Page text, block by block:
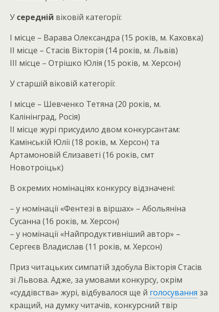
У середній віковій категорії:
І місце – Варава Олександра (15 років, м. Каховка)
ІІ місце – Стасів Вікторія (14 років, м. Львів)
ІІІ місце – Отрішко Юлія (15 років, м. Херсон)
У старшій віковій категорії:
І місце – Шевченко Тетяна (20 років, м.
Калінінград, Росія)
ІІ місце журі присудило двом конкурсантам:
Камінській Юлії (18 років, м. Херсон) та
Артамоновій Єлизаветі (16 років, смт
Новотроїцьк)
В окремих номінаціях конкурсу відзначені:
– у номінації «Фентезі в віршах» – Абольяніна
Сусанна (16 років, м. Херсон)
– у номінації «Найпродуктивніший автор» –
Сергеєв Владислав (11 років, м. Херсон)
Приз читацьких симпатій здобула Вікторія Стасів
зі Львова. Адже, за умовами конкурсу, окрім
«суддівства» журі, відбувалося ще й голосування за
кращий, на думку читачів, конкурсний твір